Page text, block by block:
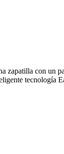
zapatilla con
tecnología